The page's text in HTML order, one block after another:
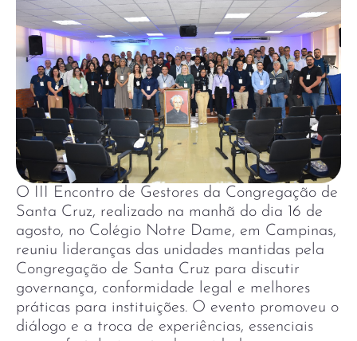
O III Encontro de Gestores da Congregação de
Santa Cruz, realizado na manhã do dia 16 de
agosto, no Colégio Notre Dame, em Campinas,
reuniu lideranças das unidades mantidas pela
Congregação de Santa Cruz para discutir
governança, conformidade legal e melhores
práticas para instituições. O evento promoveu o
diálogo e a troca de experiências, essenciais